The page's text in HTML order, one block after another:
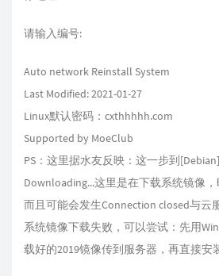
请输入编号:
Auto network Reinstall System
Last Modified: 2021-01-27
Linux默认密码：cxthhhhh.com
Supported by MoeClub
PS：这里据水友反映：这一步到
Downloading...这里是在下载系统镜像，
而且可能会发生Connection closed与云
系统镜像下载失败，可以尝试：先用
载好的2019镜像传到服务器，再直接安